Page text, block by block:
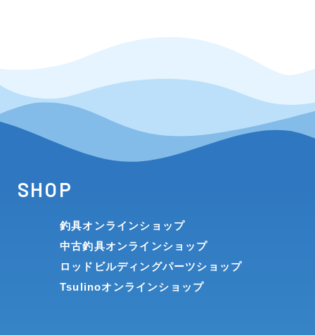
SHOP
釣具オンラインショップ
中古釣具オンラインショップ
ロッドビルディングパーツショップ
Tsulinoオンラインショップ